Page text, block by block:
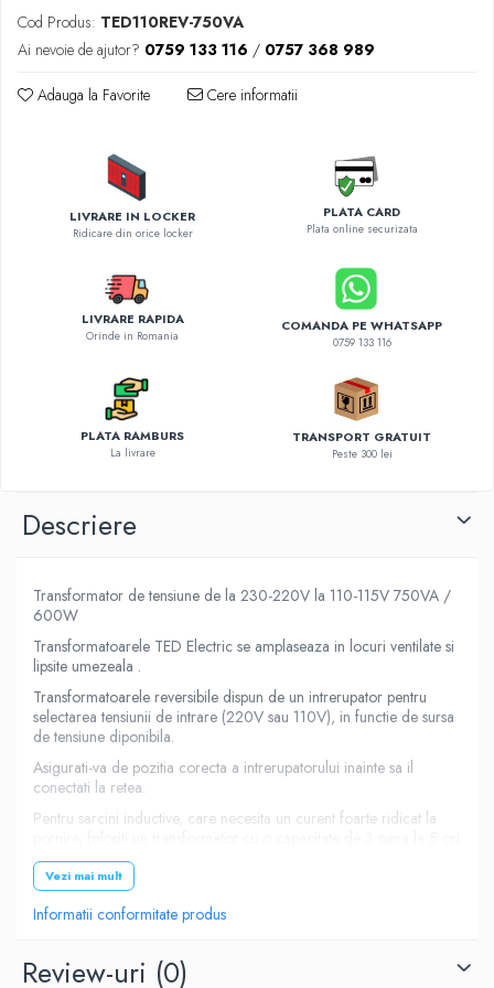
Carcase protectie NOCO BOOST
Invertoare Auto
Incarcator masina electrica
Cod Produs: TED110REV-750VA
Ai nevoie de ajutor? 0759 133 116 / 0757 368 989
Adauga la Favorite Cere informatii
LIVRARE IN LOCKER
Ridicare din orice locker
PLATA CARD
Plata online securizata
LIVRARE RAPIDA
Orinde in Romania
COMANDA PE WHATSAPP
0759 133 116
PLATA RAMBURS
La livrare
TRANSPORT GRATUIT
Peste 300 lei
Descriere
Transformator de tensiune de la 230-220V la 110-115V 750VA /
600W
Transformatoarele TED Electric se amplaseaza in locuri ventilate si
lipsite umezeala .
Transformatoarele reversibile dispun de un intrerupator pentru
selectarea tensiunii de intrare (220V sau 110V), in functie de sursa
de tensiune diponibila.
Asigurati-va de pozitia corecta a intrerupatorului inainte sa il
conectati la retea.
Pentru sarcini inductive, care necesita un curent foarte ridicat la
mai mare decat puterea consumatorului.
Verificati puterea consumatorilor, pentru a evita suprasarcina,
supraincalzirea.
Conector iesire priza universala
Vezi mai mult
Informatii conformitate produs
Review-uri (0)